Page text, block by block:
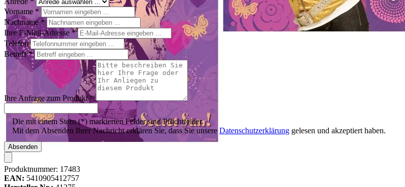
Vorname *
Nachname*
Ihre E-Mail-Adresse *
Telefon
Betreff*
Ihre Anfrage zum Produkt*
Die mit einem Stern (*) markierten Felder sind Pflichtfelder.
Mit dem Absenden Ihrer Nachricht erklären Sie, dass Sie unsere Datenschutzerklärung gelesen und akzeptiert haben.
Absenden
Produktnummer: 17483
EAN: 5410905412757